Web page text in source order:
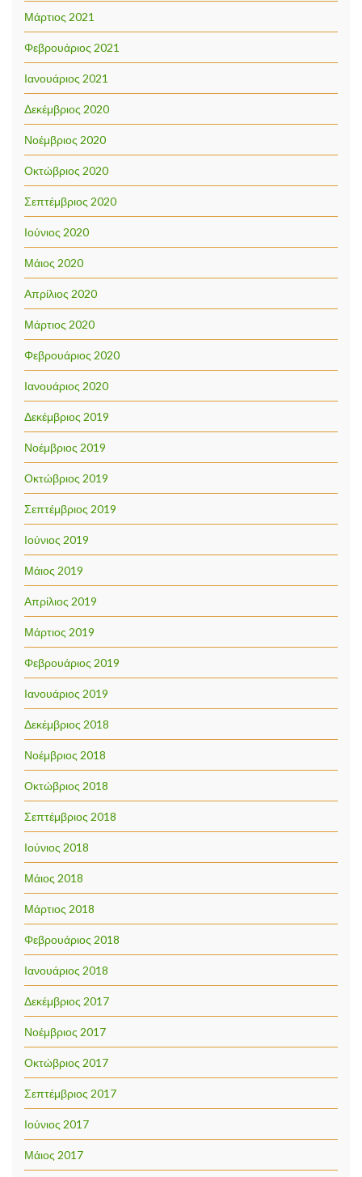
Μάρτιος 2021
Φεβρουάριος 2021
Ιανουάριος 2021
Δεκέμβριος 2020
Νοέμβριος 2020
Οκτώβριος 2020
Σεπτέμβριος 2020
Ιούνιος 2020
Μάιος 2020
Απρίλιος 2020
Μάρτιος 2020
Φεβρουάριος 2020
Ιανουάριος 2020
Δεκέμβριος 2019
Νοέμβριος 2019
Οκτώβριος 2019
Σεπτέμβριος 2019
Ιούνιος 2019
Μάιος 2019
Απρίλιος 2019
Μάρτιος 2019
Φεβρουάριος 2019
Ιανουάριος 2019
Δεκέμβριος 2018
Νοέμβριος 2018
Οκτώβριος 2018
Σεπτέμβριος 2018
Ιούνιος 2018
Μάιος 2018
Μάρτιος 2018
Φεβρουάριος 2018
Ιανουάριος 2018
Δεκέμβριος 2017
Νοέμβριος 2017
Οκτώβριος 2017
Σεπτέμβριος 2017
Ιούνιος 2017
Μάιος 2017